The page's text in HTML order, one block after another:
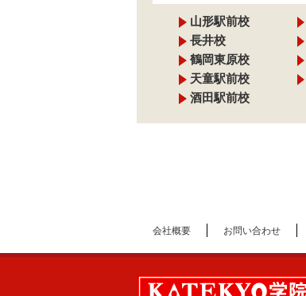
山形駅前校
長井校
鶴岡東原校
天童駅前校
酒田駅前校
会社概要 お問い合わせ